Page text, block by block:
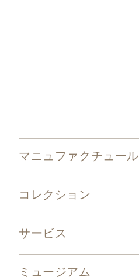
マニュファクチュール
コレクション
サービス
ミュージアム